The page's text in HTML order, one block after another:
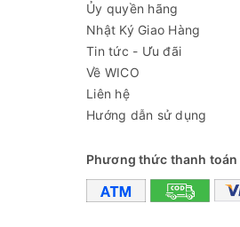
Hiệu chuẩn pH tự
Thang đo pH-
mV
Độ phân giải
Độ chính xác
pH-mV
±1
Ủy quyền hãng
Nhật Ký Giao Hàng
Tin tức - Ưu đãi
Về WICO
Liên hệ
Hướng dẫn sử dụng
Phương thức thanh toán